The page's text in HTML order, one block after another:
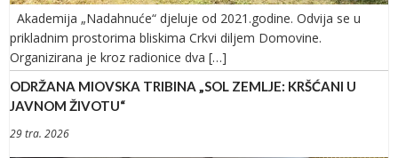
Akademija „Nadahnuće“ djeluje od 2021.godine. Odvija se u
prikladnim prostorima bliskima Crkvi diljem Domovine.
Organizirana je kroz radionice dva […]
ODRŽANA MIOVSKA TRIBINA „SOL ZEMLJE: KRŠĆANI U
JAVNOM ŽIVOTU“
29 tra. 2026